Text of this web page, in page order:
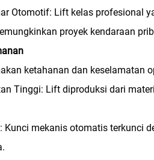
Otomotif: Lift kelas profesional
proyek kendaraan
ketahanan dan keselamatan
Tinggi: Lift diproduksi dari
Kunci mekanis otomatis terkunci